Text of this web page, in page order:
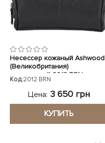
Несессер кожаный Ashwood
(Великобритания)
коричневый 2012 BRN
Код:2012 BRN
Цена: 3 650 грн
КУПИТЬ